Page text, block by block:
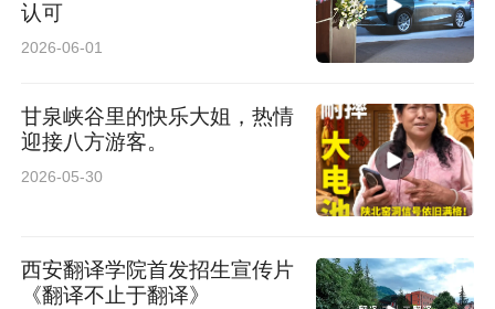
认可
2026-06-01
甘泉峡谷里的快乐大姐，热情
迎接八方游客。
2026-05-30
西安翻译学院首发招生宣传片
《翻译不止于翻译》